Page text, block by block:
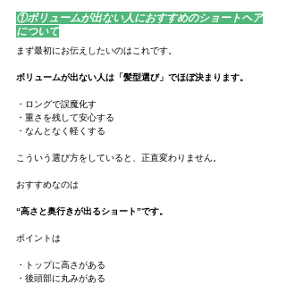
①ボリュームが出ない人におすすめのショートヘア
について
まず最初にお伝えしたいのはこれです。
ボリュームが出ない人は「髪型選び」でほぼ決まります。
・ロングで誤魔化す
・重さを残して安心する
・なんとなく軽くする
こういう選び方をしていると、正直変わりません。
おすすめなのは
“高さと奥行きが出るショート”です。
ポイントは
・トップに高さがある
・後頭部に丸みがある